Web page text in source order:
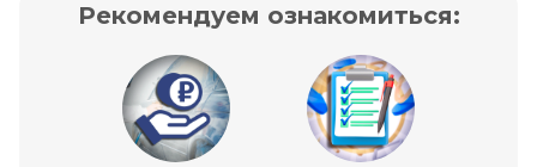
Рекомендуем ознакомиться: